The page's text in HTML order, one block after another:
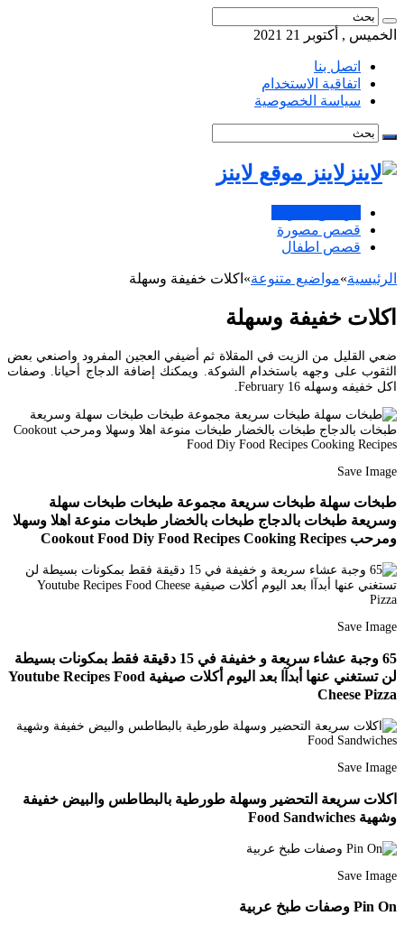
الخميس , أكتوبر 21 2021
اتصل بنا
اتفاقية الاستخدام
سياسة الخصوصية
لاينز موقع لاينز
قصص مصورة
قصص اطفال
الرئيسية»مواضيع متنوعة» اكلات خفيفة وسهلة
اكلات خفيفة وسهلة
ضعي القليل من الزيت في المقلاة ثم أضيفي العجين المفرود واصنعي بعض
الثقوب على وجهه باستخدام الشوكة. ويمكنك إضافة الدجاج أحيانا. وصفات
اكل خفيفه وسهله February 16.
Save Image
طبخات سهلة طبخات سريعة مجموعة طبخات طبخات سهلة
وسريعة طبخات بالدجاج طبخات بالخضار طبخات منوعة اهلا وسهلا
ومرحب Cookout Food Diy Food Recipes Cooking Recipes
Save Image
65 وجبة عشاء سريعة و خفيفة في 15 دقيقة فقط بمكونات بسيطة
لن تستغني عنها أبدآا بعد اليوم أكلات صيفية Youtube Recipes Food
Cheese Pizza
Save Image
اكلات سريعة التحضير وسهلة طورطية بالبطاطس والبيض خفيفة
وشهية Food Sandwiches
Save Image
Pin On وصفات طبخ عربية